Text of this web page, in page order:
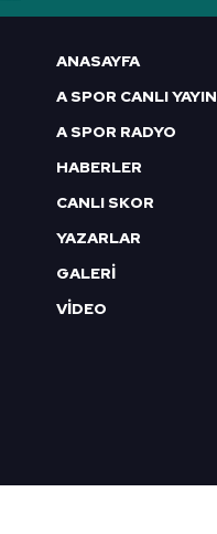
ANASAYFA
A SPOR CANLI YAYIN
A SPOR RADYO
HABERLER
CANLI SKOR
YAZARLAR
GALERİ
VİDEO